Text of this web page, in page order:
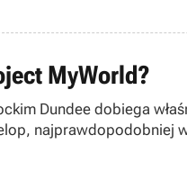
MyWorld?
Dundee dobiega